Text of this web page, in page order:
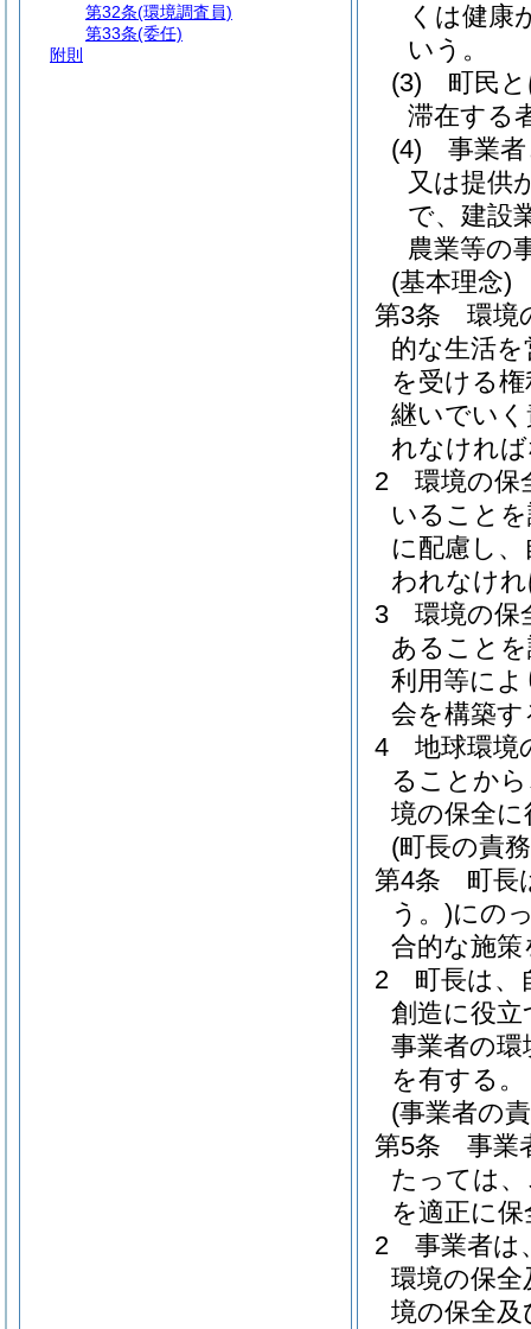
くは健康
いう。
(3)
町民
滞在する
(4)
事業
又は提供
で、建設
農業等の
(基本理念)
第3条
環境
的な生活
を受ける
継いでい
れなけれ
2
環境の保
いること
に配慮し
われなけ
3
環境の保
あること
利用等に
会を構築
4
地球環境
ることか
境の保全
(町長の責
第4条
町長
う。)にの
合的な施
2
町長は、
創造に役
事業者の
を有する。
(事業者の
第5条
事業
たっては
を適正に
2
事業者は
環境の保
境の保全
第32条(環境調査員)
第33条(委任)
附則